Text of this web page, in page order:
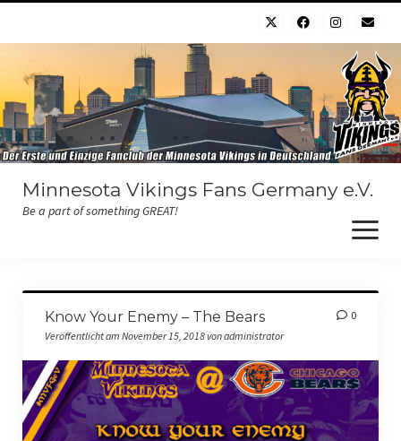
Minnesota Vikings Fans Germany e.V.
Be a part of something GREAT!
Willkommen
Der Verein
Chapter
Der Vorstand
Ehrenmitgliedschaft
Know Your Enemy – The Bears
Veröffentlicht am November 15, 2018 von administrator
0